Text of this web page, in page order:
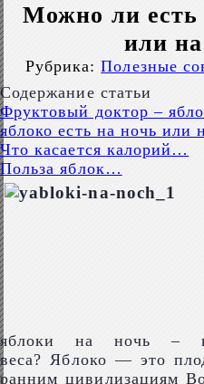
Можно ли есть
или
Рубрика: Полезные
Содержание статьи
Фруктовый доктор –
яблоко есть на ночь или
Что касается калорий…
Польза яблок…
яблоки на ночь –
веса? Яблоко — это
ранним цивилизациям